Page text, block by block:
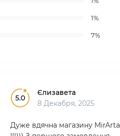
1%
7%
5.0
Єлизавета
8 Декабря, 2025
Дуже вдячна магазину MirArta